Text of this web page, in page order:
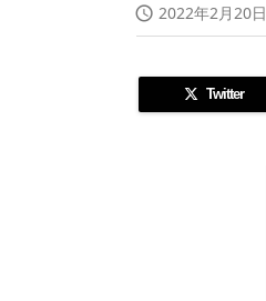
 2022年2月20日
Twitter